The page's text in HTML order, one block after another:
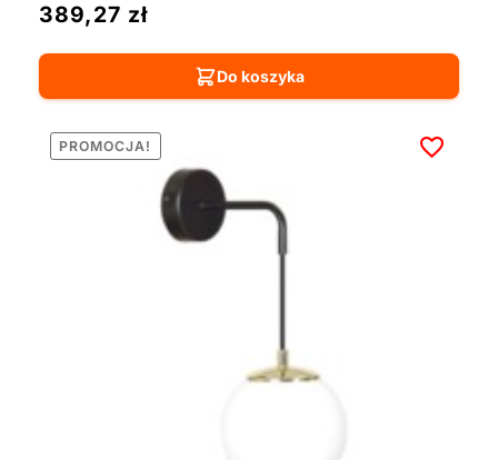
389,27 zł
Do koszyka
PROMOCJA!